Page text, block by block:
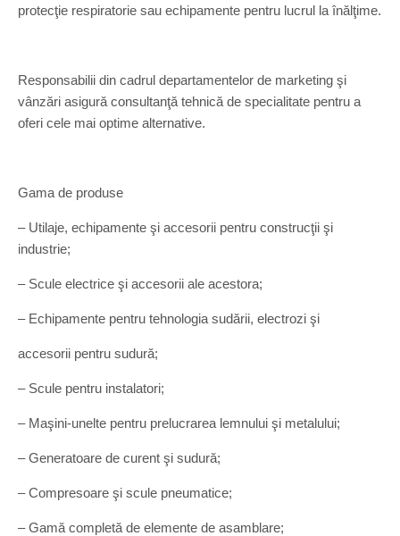
protecţie respiratorie sau echipamente pentru lucrul la înălţime.
Responsabilii din cadrul departamentelor de marketing şi
vânzări asigură consultanţă tehnică de specialitate pentru a
oferi cele mai optime alternative.
Gama de produse
– Utilaje, echipamente şi accesorii pentru construcţii şi
industrie;
– Scule electrice şi accesorii ale acestora;
– Echipamente pentru tehnologia sudării, electrozi şi
accesorii pentru sudură;
– Scule pentru instalatori;
– Maşini-unelte pentru prelucrarea lemnului şi metalului;
– Generatoare de curent şi sudură;
– Compresoare şi scule pneumatice;
– Gamă completă de elemente de asamblare;